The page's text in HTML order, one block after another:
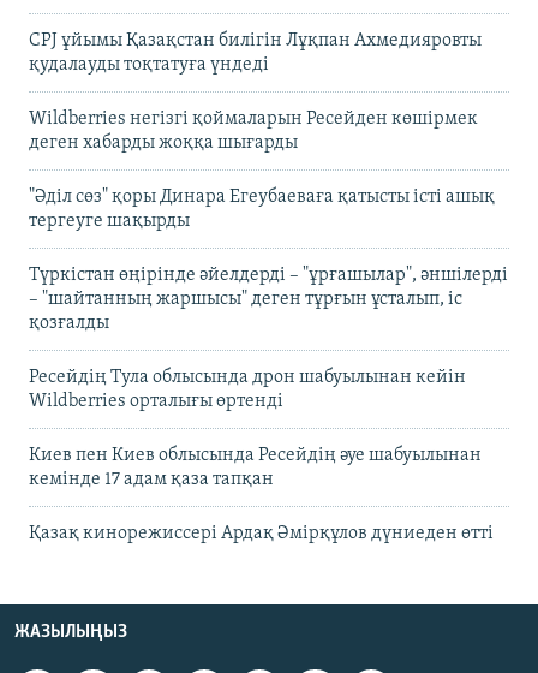
CPJ ұйымы Қазақстан билігін Лұқпан Ахмедияровты
қудалауды тоқтатуға үндеді
Wildberries негізгі қоймаларын Ресейден көшірмек
деген хабарды жоққа шығарды
"Әділ сөз" қоры Динара Егеубаеваға қатысты істі ашық
тергеуге шақырды
Түркістан өңірінде әйелдерді – "ұрғашылар", әншілерді
– "шайтанның жаршысы" деген тұрғын ұсталып, іс
қозғалды
Ресейдің Тула облысында дрон шабуылынан кейін
Wildberries орталығы өртенді
Киев пен Киев облысында Ресейдің әуе шабуылынан
кемінде 17 адам қаза тапқан
Қазақ кинорежиссері Ардақ Әмірқұлов дүниеден өтті
ЖАЗЫЛЫҢЫЗ